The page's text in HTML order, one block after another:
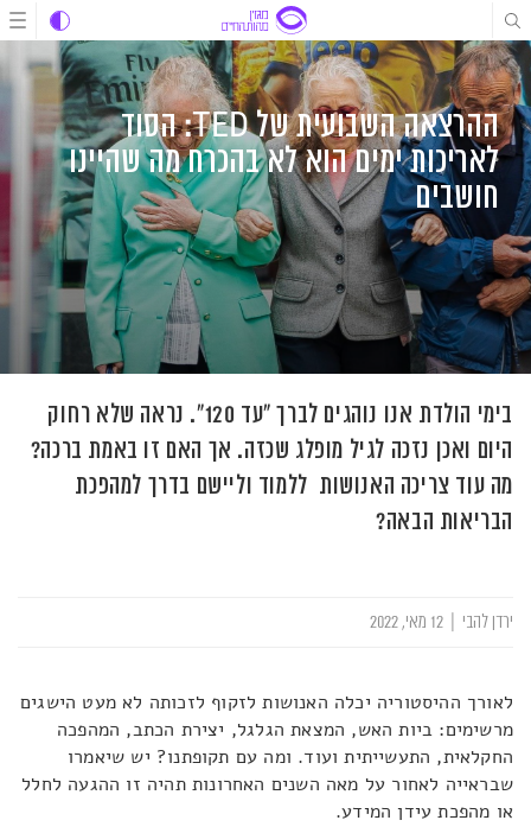
דלג
לתוכן
דלג
לתוכן
דלג
לניווט
ההרצאה השבועית של TED: הסוד
לאריכות ימים הוא לא בהכרח מה שהיינו
חושבים
בימי הולדת אנו נוהגים לברך "עד 120". נראה שלא רחוק
היום ואכן נזכה לגיל מופלג שכזה. אך האם זו באמת ברכה?
מה עוד צריכה האנושות ללמוד וליישם בדרך למהפכת
הבריאות הבאה?
ירדן להבי
לאורך ההיסטוריה יכלה האנושות לזקוף לזכותה לא מעט הישגים
מרשימים: ביות האש, המצאת הגלגל, יצירת הכתב, המהפכה
החקלאית, התעשייתית ועוד. ומה עם תקופתנו? יש שיאמרו
שבראייה לאחור על מאה השנים האחרונות תהיה זו ההגעה לחלל
או מהפכת עידן המידע.